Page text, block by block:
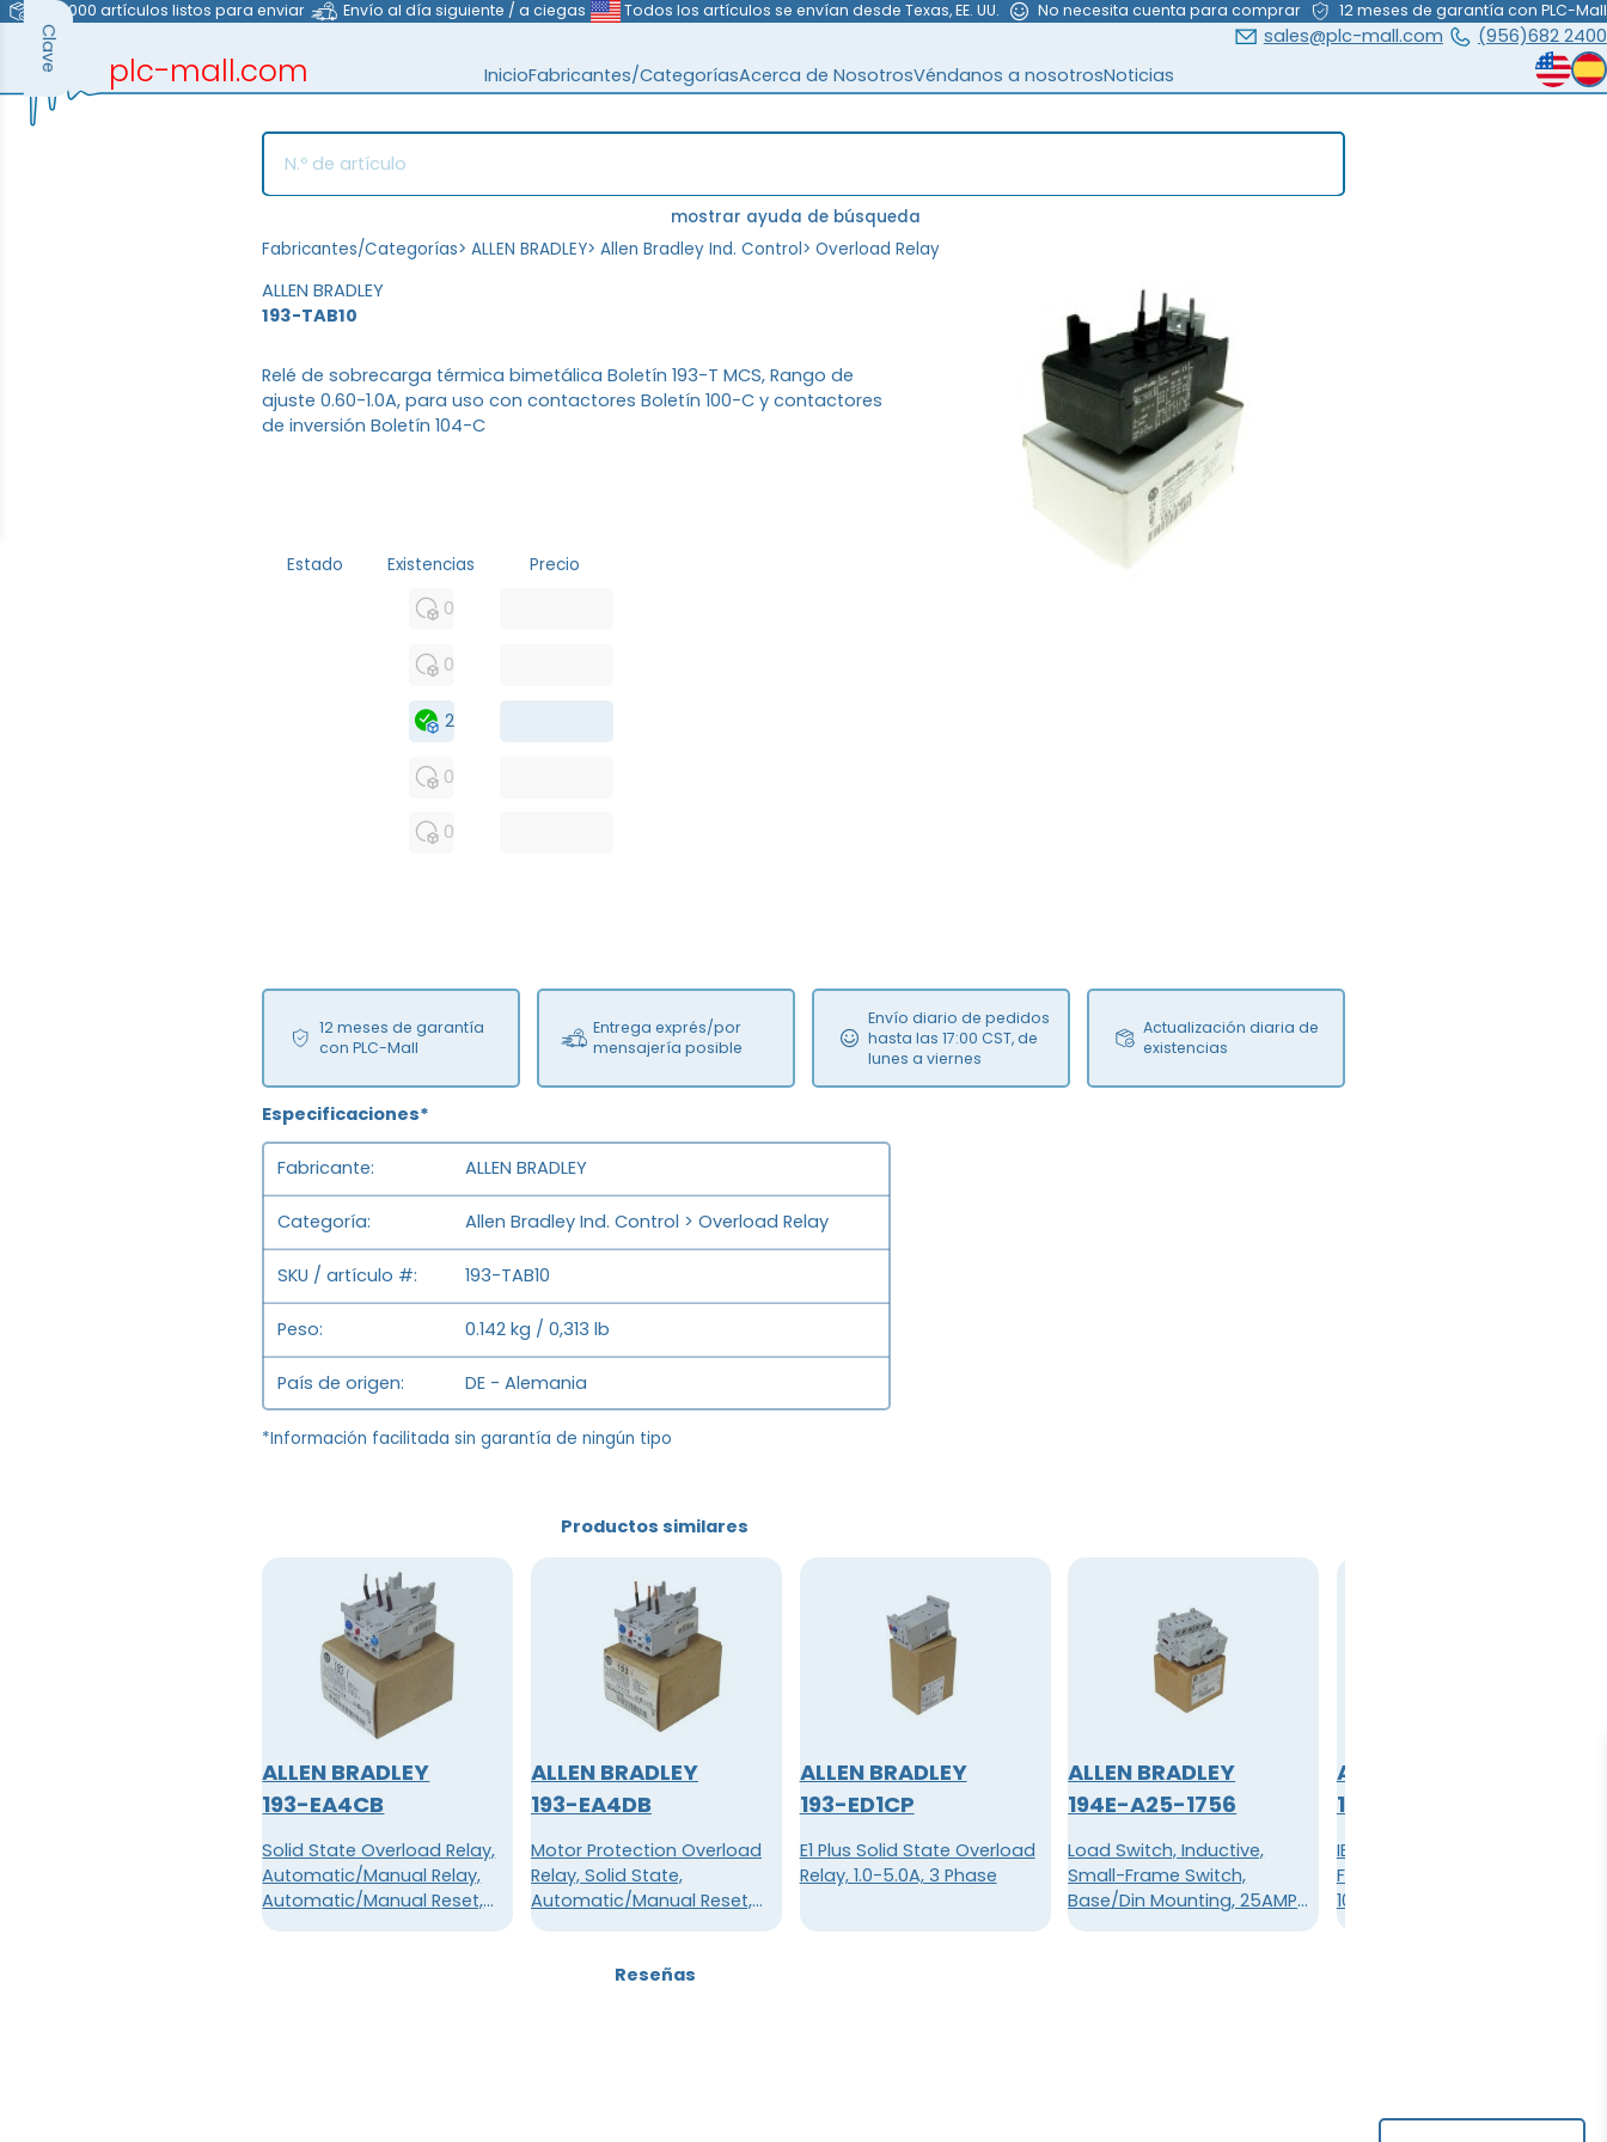
>40.000 artículos listos para enviar Envío al día siguiente / a ciegas Todos los artículos se envían desde Texas, EE. UU. No necesita cuenta para comprar 12 meses de garantía con PLC-Mall
plc-mall.com InicioFabricantes/CategoríasAcerca de NosotrosVéndanos a nosotrosNoticias
(956)682 2400
sales@plc-mall.com
mostrar ayuda de búsqueda
Fabricantes/Categorías> ALLEN BRADLEY> Allen Bradley Ind. Control> Overload Relay
ALLEN BRADLEY
193-TAB10
Estado Existencias Precio
0
0
2
0
0
12 meses de garantía
con PLC-Mall
Entrega exprés/por
mensajería posible
Envío diario de pedidos
hasta las 17:00 CST, de
lunes a viernes
Actualización diaria de
existencias
Relé de sobrecarga térmica bimetálica Boletín 193-T MCS, Rango de
ajuste 0.60-1.0A, para uso con contactores Boletín 100-C y contactores
de inversión Boletín 104-C
Especificaciones*
Fabricante ALLEN BRADLEY
Categoría Allen Bradley Ind. Control > Overload Relay
SKU / artículo # 193-TAB10
Peso 0.142 kg / 0,313 lb
País de origen DE - Alemania
*Información facilitada sin garantía de ningún tipo
Productos similares
ALLEN BRADLEY
193-EA4CB
Solid State Overload Relay,
Automatic/Manual Relay,
Automatic/Manual Reset,
.32-1.0A
ALLEN BRADLEY
193-EA4DB
Motor Protection Overload
Relay, Solid State,
Automatic/Manual Reset,
1.0-2.9AMP, Trip Class 10
ALLEN BRADLEY
193-ED1CP
E1 Plus Solid State Overload
Relay, 1.0-5.0A, 3 Phase
ALLEN BRADLEY
194E-A25-1756
Load Switch, Inductive,
Small-Frame Switch,
Base/Din Mounting, 25AMP
Load, 6-Pole, 2 Position
ALLEN BRADLEY
194E-E100-1756
IEC Load Switch, Open -
Front / Door, OFF-ON 90Â,
100A, 6 Poles
Reseñas
Clave